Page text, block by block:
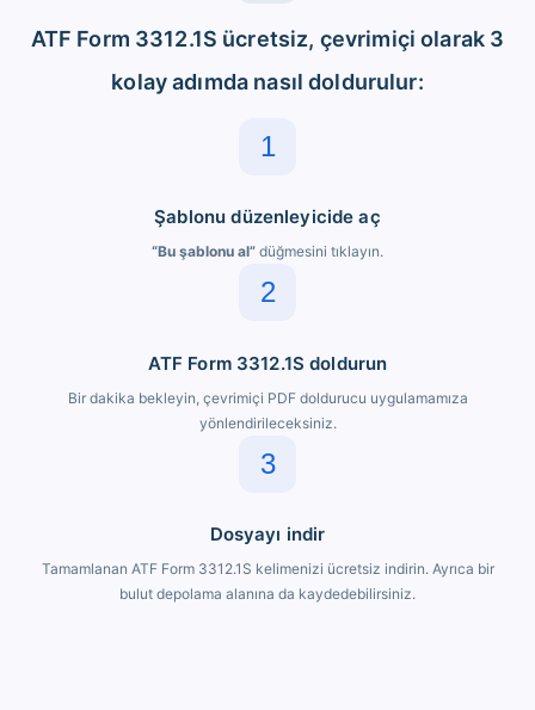
ATF Form 3312.1S ücretsiz, çevrimiçi olarak 3
kolay adımda nasıl doldurulur:
1
Şablonu düzenleyicide aç
“Bu şablonu al” düğmesini tıklayın.
2
ATF Form 3312.1S doldurun
Bir dakika bekleyin, çevrimiçi PDF doldurucu uygulamamıza
yönlendirileceksiniz.
3
Dosyayı indir
Tamamlanan ATF Form 3312.1S kelimenizi ücretsiz indirin. Ayrıca bir
bulut depolama alanına da kaydedebilirsiniz.